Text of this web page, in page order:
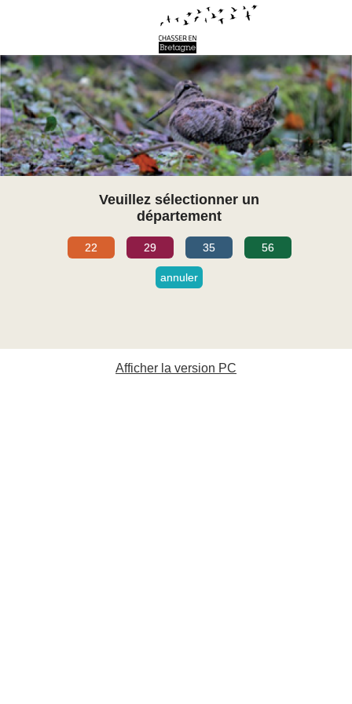
Veuillez sélectionner un
département
22 29 35 56
annuler
Afficher la version PC